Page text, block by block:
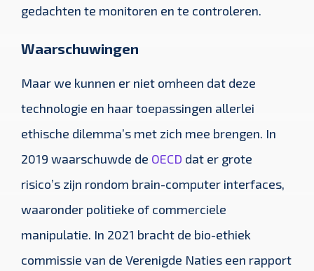
gedachten te monitoren en te controleren.
Waarschuwingen
Maar we kunnen er niet omheen dat deze
technologie en haar toepassingen allerlei
ethische dilemma’s met zich mee brengen. In
2019 waarschuwde de OECD dat er grote
risico’s zijn rondom brain-computer interfaces,
waaronder politieke of commerciele
manipulatie. In 2021 bracht de bio-ethiek
commissie van de Verenigde Naties een rapport